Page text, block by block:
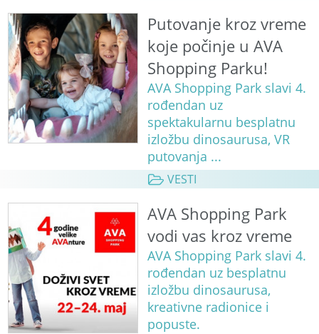
Putovanje kroz vreme
koje počinje u AVA
Shopping Parku!
AVA Shopping Park slavi 4.
rođendan uz
spektakularnu besplatnu
izložbu dinosaurusa, VR
putovanja ...
VESTI
AVA Shopping Park
vodi vas kroz vreme
AVA Shopping Park slavi 4.
rođendan uz besplatnu
izložbu dinosaurusa,
kreativne radionice i
popuste.